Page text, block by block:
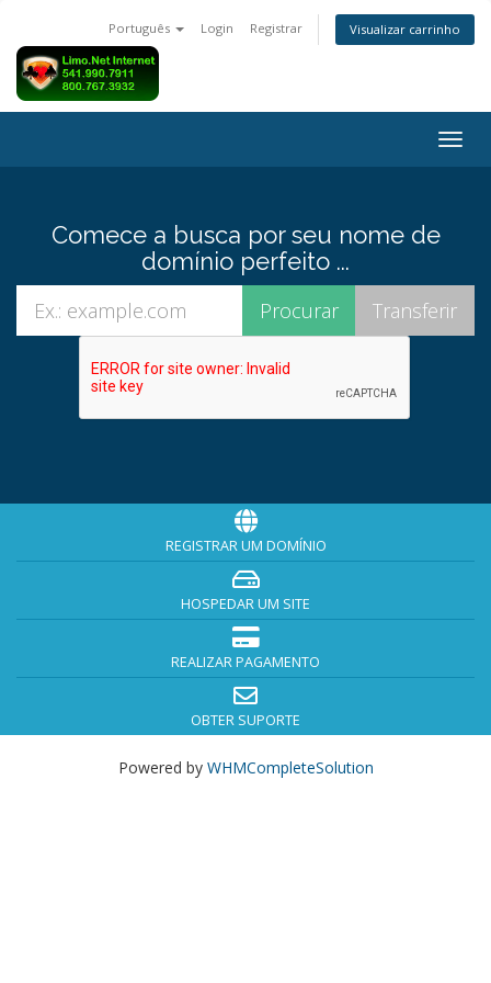
Português Login Registrar Visualizar carrinho
Comece a busca por seu nome de
domínio perfeito ...
REGISTRAR UM DOMÍNIO
HOSPEDAR UM SITE
REALIZAR PAGAMENTO
OBTER SUPORTE
Powered by WHMCompleteSolution